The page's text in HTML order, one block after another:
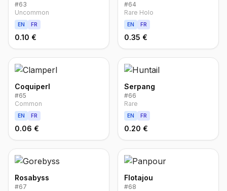
#63
Uncommon
EN FR
0.10 €
#64
Rare Holo
EN FR
0.35 €
Coquiperl
#65
Common
EN FR
0.06 €
Serpang
#66
Rare
EN FR
0.20 €
Rosabyss
#67
Flotajou
#68